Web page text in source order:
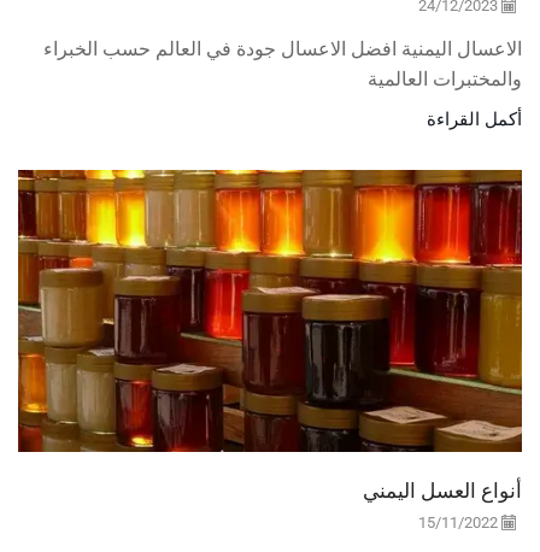
الاعسال اليمنية افضل الاعسال جودة في العالم حسب الخبراء
والمختبرات العالمية
أكمل القراءة
أنواع العسل اليمني